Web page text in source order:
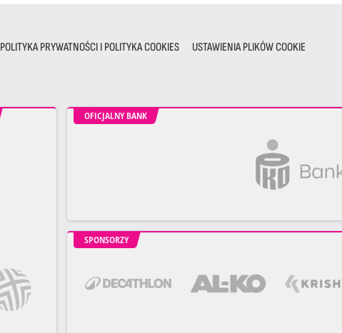
POLITYKA PRYWATNOŚCI I POLITYKA COOKIES USTAWIENIA PLIKÓW COOKIE
OFICJALNY BANK
SPONSORZY